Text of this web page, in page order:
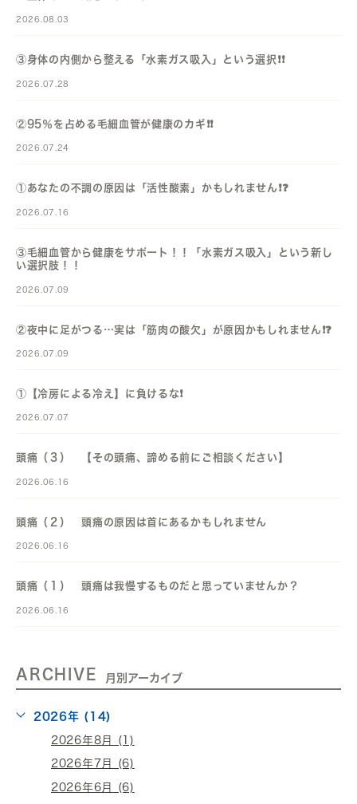
2026.08.03
③身体の内側から整える「水素ガス吸入」という選択❗️❗️
2026.07.28
②95％を占める毛細血管が健康のカギ❗️❗️
2026.07.24
①あなたの不調の原因は「活性酸素」かもしれません❗️❓️
2026.07.16
③毛細血管から健康をサポート！！「水素ガス吸入」という新し
い選択肢！！
2026.07.09
②夜中に足がつる…実は「筋肉の酸欠」が原因かもしれません❗️❓️
2026.07.09
①【冷房による冷え】に負けるな❗️
2026.07.07
頭痛（３） 【その頭痛、諦める前にご相談ください】
2026.06.16
頭痛（２） 頭痛の原因は首にあるかもしれません
2026.06.16
頭痛（１） 頭痛は我慢するものだと思っていませんか？
2026.06.16
ARCHIVE 月別アーカイブ
2026年 (14)
2026年8月 (1)
2026年7月 (6)
2026年6月 (6)